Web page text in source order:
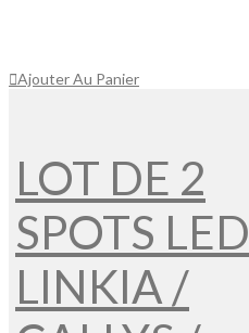
Ajouter Au Panier
LOT DE 2
SPOTS LED
LINKIA /